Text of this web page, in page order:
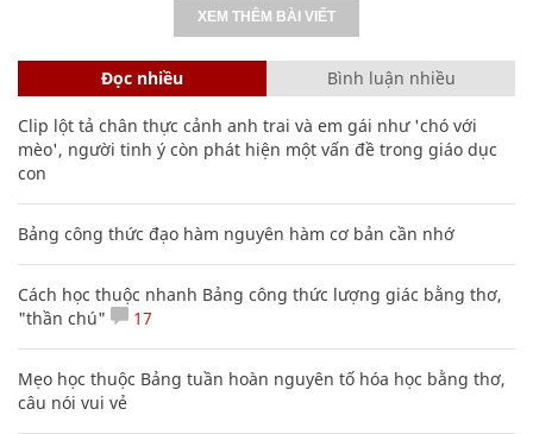
XEM THÊM BÀI VIẾT
Đọc nhiều Bình luận nhiều
Clip lột tả chân thực cảnh anh trai và em gái như 'chó với
mèo', người tinh ý còn phát hiện một vấn đề trong giáo dục
con
Bảng công thức đạo hàm nguyên hàm cơ bản cần nhớ
Cách học thuộc nhanh Bảng công thức lượng giác bằng thơ,
"thần chú"
17
Mẹo học thuộc Bảng tuần hoàn nguyên tố hóa học bằng thơ,
câu nói vui vẻ